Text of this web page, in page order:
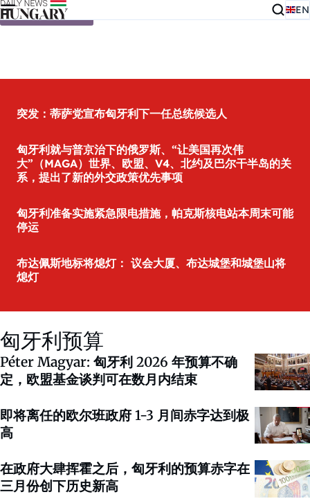
Skip to content EN
突发：蒂萨党宣布匈牙利下一任总统候选人
匈牙利就与普京治下的俄罗斯、“让美国再次伟
大”（MAGA）世界、欧盟、V4、北约及巴尔干半岛的关
系，提出了新的外交政策优先事项
匈牙利准备实施紧急限电措施，帕克斯核电站本周末可能
停运
布达佩斯地标将熄灯： 议会大厦、布达城堡和城堡山将
熄灯
匈牙利预算
Péter Magyar: 匈牙利 2026 年预算不确
定，欧盟基金谈判可在数月内结束
即将离任的欧尔班政府 1-3 月间赤字达到极
高
在政府大肆挥霍之后，匈牙利的预算赤字在
三月份创下历史新高